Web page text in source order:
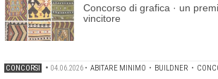
Concorso di grafica · un
vincitore
CONCORSI • 04.06.2026 • ABITARE MINIMO • BUILDNER •